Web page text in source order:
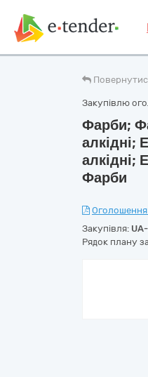
Закупівлю
Фарби;
алкідні;
алкідні;
Фарби
Закупівля:
Рядок плану